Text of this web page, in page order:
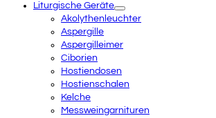
Liturgische Geräte
Akolythenleuchter
Aspergille
Aspergilleimer
Ciborien
Hostiendosen
Hostienschalen
Kelche
Messweingarnituren